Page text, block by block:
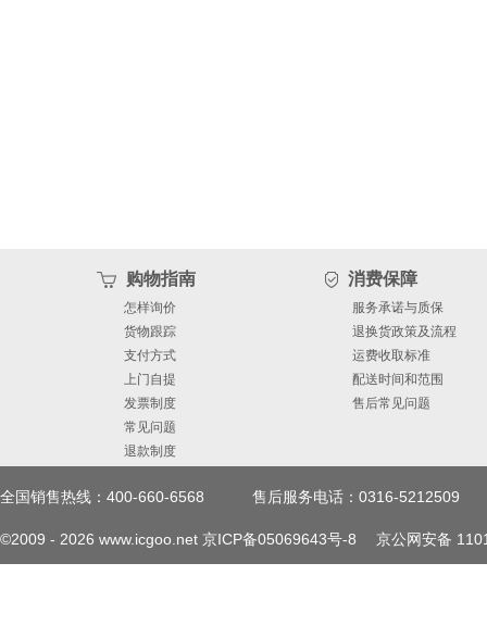
购物指南
怎样询价
货物跟踪
支付方式
上门自提
发票制度
常见问题
退款制度
消费保障
服务承诺与质保
退换货政策及流程
运费收取标准
配送时间和范围
售后常见问题
全国销售热线：400-660-6568 售后服务电话：0316-5212509
©2009 - 2026 www.icgoo.net 京ICP备05069643号-8 京公网安备